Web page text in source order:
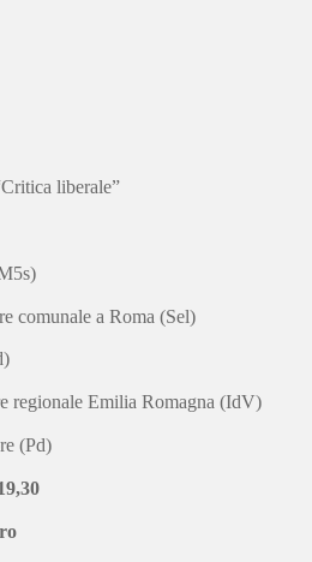
liberale”
comunale a Roma (Sel)
regionale Emilia Romagna (IdV)
(Pd)